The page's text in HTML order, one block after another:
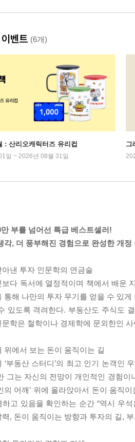
벤트 (6개)
: 산리오캐릭터즈 유리컵
일 ~ 2026년 08월 31일
그
부를 넘어선 특급 베스트셀러!
각, 더 풍부해진 경험으로 완성한 개정
낸 투자 인문학의 연금술
보다 독서에 열정적이며 책에서 배운
통해 나만의 투자 무기를 얻을 수 있
있도록 격려한다. 부동산도 주식도
문학은 철학이나 경제학에 문외한인
위에서 보는 돈이 움직이는 길
‘부동산 스터디’의 최고 인기 논객인
그는 자신의 전망이 개인적인 경험
의 어깨’ 위에 올라앉아서 돈이 움직
하고 있음을 확인하는 순간 “역시 우
력, 돈이 움직이는 방향과 투자의 길,